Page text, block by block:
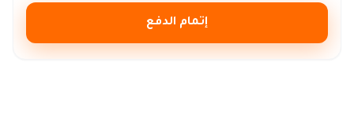
إتمام الدفع